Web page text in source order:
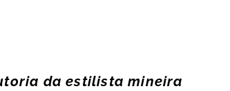
da estilista mineira